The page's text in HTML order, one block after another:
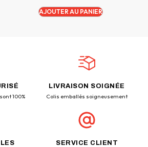
AJOUTER AU PANIER
100%
LIVRAISON SOIGNÉE
Colis emballés soigneusement
SERVICE CLIENT